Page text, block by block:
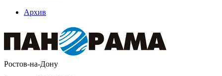
Архив
Ростов-на-Дону